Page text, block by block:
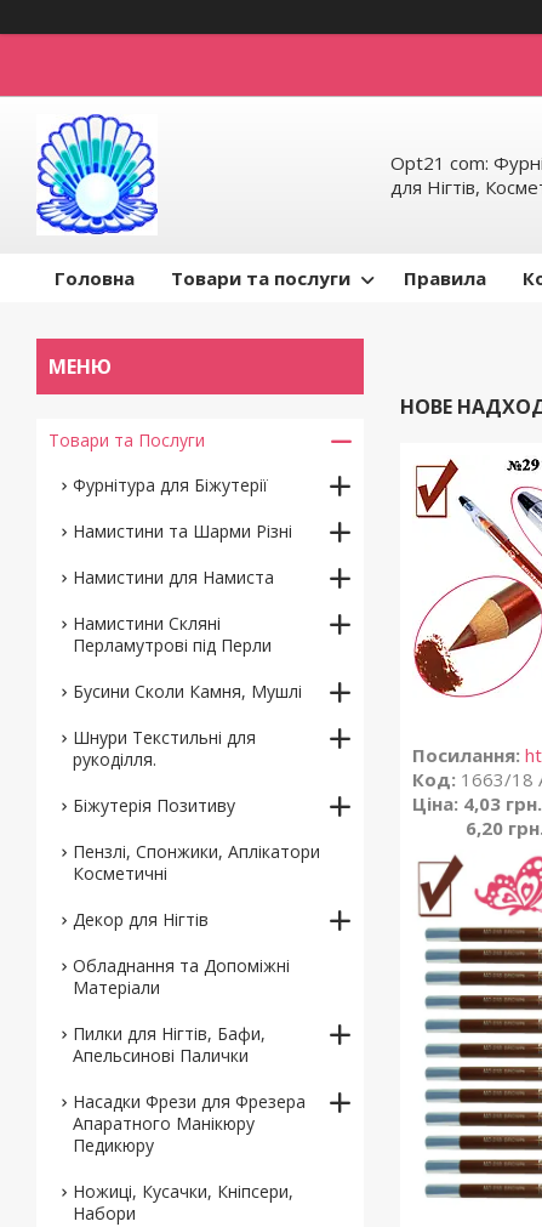
Opt21 com:
для Нігтів,
Головна Товари та послуги Правила
НОВЕ
Посилання:
Код: 1663/18
Ціна: 4,03
6,20
Товари та Послуги
Фурнітура для Біжутерії
Намистини та Шарми Різні
Намистини для Намиста
Намистини Скляні
Перламутрові під Перли
Бусини Сколи Камня, Мушлі
Шнури Текстильні для
рукоділля.
Біжутерія Позитиву
Пензлі, Спонжики, Аплікатори
Косметичні
Декор для Нігтів
Обладнання та Допоміжні
Матеріали
Пилки для Нігтів, Бафи,
Апельсинові Палички
Насадки Фрези для Фрезера
Апаратного Манікюру
Педикюру
Ножиці, Кусачки, Кніпсери,
Набори